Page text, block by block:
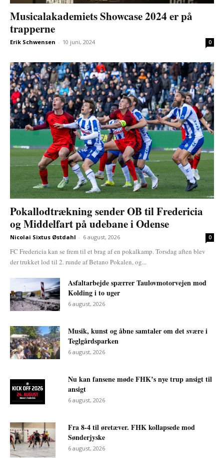
Musicalakademiets Showcase 2024 er på
trapperne
Erik Schwensen - 10 juni, 2024 0
Pokallodtrækning sender OB til Fredericia
og Middelfart på udebane i Odense
Nicolai Sixtus Østdahl - 6 august, 2026 0
FC Fredericia kan se frem til et brag af en pokalkamp. Torsdag aften blev
der trukket lod til 2. runde af Betano Pokalen, og...
Asfaltarbejde spærrer Taulovmotorvejen mod
Kolding i to uger
6 august, 2026
Musik, kunst og åbne samtaler om det svære i
Teglgårdsparken
6 august, 2026
Nu kan fansene møde FHK’s nye trup ansigt til
ansigt
6 august, 2026
Fra 8-4 til øretæver. FHK kollapsede mod
Sønderjyske
6 august, 2026